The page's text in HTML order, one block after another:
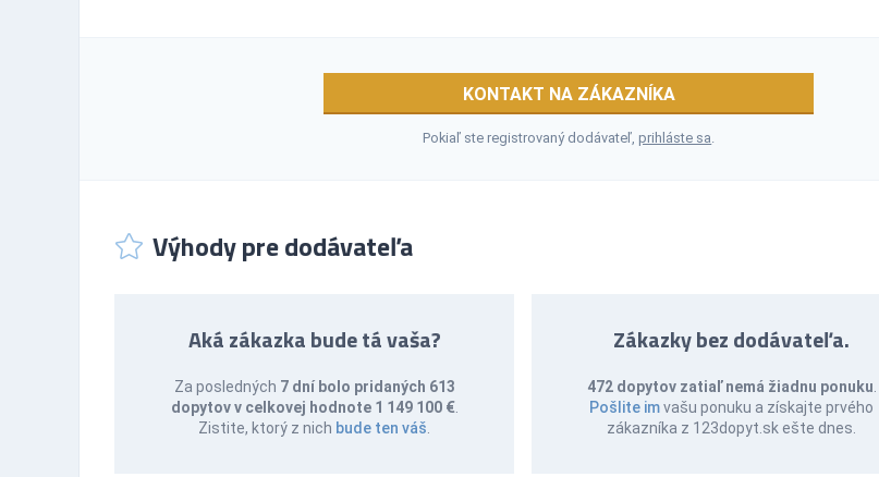
KONTAKT NA ZÁKAZNÍKA
Pokiaľ ste registrovaný dodávateľ,prihláste sa
Výhody pre dodávateľa
Aká zákazka bude tá vaša?
Za posledných 7 dní bolo pridaných 613
dopytov v celkovej hodnote 1 149 100 €.
Zistite, ktorý z nich bude ten váš
Zákazky bez dodávateľa.
472 dopytov zatiaľ nemá žiadnu ponuku
Pošlite imvašu ponuku a získajte prvého
zákazníka z 123dopyt.sk ešte dnes.